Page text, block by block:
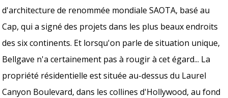
d'architecture de renommée mondiale SAOTA, basé au
Cap, qui a signé des projets dans les plus beaux endroits
des six continents. Et lorsqu'on parle de situation unique,
Bellgave n'a certainement pas à rougir à cet égard... La
propriété résidentielle est située au-dessus du Laurel
Canyon Boulevard, dans les collines d'Hollywood, au fond